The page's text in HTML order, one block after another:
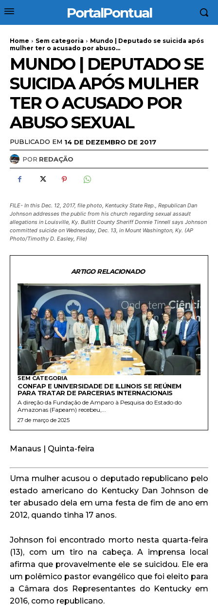
PortalPontual
Home Sem categoria
Mundo | Deputado se suicida após
mulher ter o acusado por abuso...
MUNDO | DEPUTADO SE
SUICIDA APÓS MULHER
TER O ACUSADO POR
ABUSO SEXUAL
PUBLICADO EM 14 DE DEZEMBRO DE 2017
POR REDAÇÃO
FILE- In this Dec. 12, 2017, file photo, Kentucky State Rep., Republican Dan
Johnson addresses the public from his church regarding sexual assault
allegations in Louisville, Ky. Bullitt County Sheriff Donnie Tinnell says Johnson
committed suicide on Wednesday, Dec. 13, in Mount Washington, Ky. (AP
Photo/Timothy D. Easley, File)
ARTIGO RELACIONADO
SEM CATEGORIA
CONFAP E UNIVERSIDADE DE ILLINOIS SE REÚNEM
PARA TRATAR DE PARCERIAS INTERNACIONAIS
A direção da Fundação de Amparo à Pesquisa do Estado do
Amazonas (Fapeam) recebeu,...
27 de março de 2025
Manaus | Quinta-feira
Uma mulher acusou o deputado republicano pelo
estado americano do Kentucky Dan Johnson de
ter abusado dela em uma festa de fim de ano em
2012, quando tinha 17 anos.
Johnson foi encontrado morto nesta quarta-feira
(13), com um tiro na cabeça. A imprensa local
afirma que provavelmente ele se suicidou. Ele era
um polêmico pastor evangélico que foi eleito para
a Câmara dos Representantes do Kentucky em
2016, como republicano.